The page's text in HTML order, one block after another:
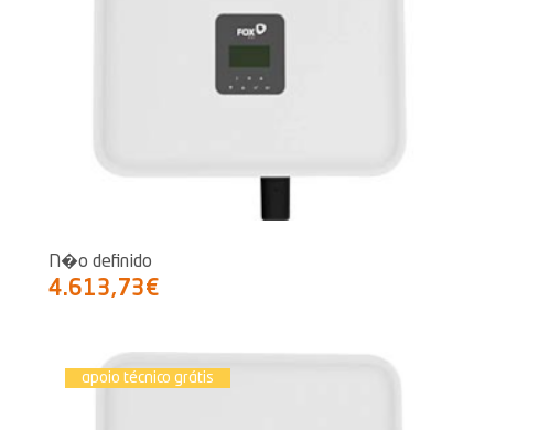
N�o definido
4.613,73€
apoio técnico grátis